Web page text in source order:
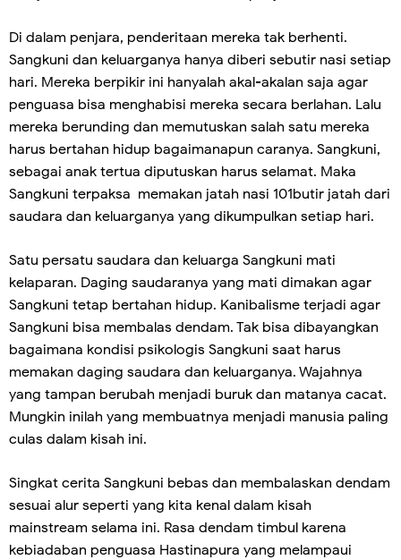
Di dalam penjara, penderitaan mereka tak berhenti.
Sangkuni dan keluarganya hanya diberi sebutir nasi setiap
hari. Mereka berpikir ini hanyalah akal-akalan saja agar
penguasa bisa menghabisi mereka secara berlahan. Lalu
mereka berunding dan memutuskan salah satu mereka
harus bertahan hidup bagaimanapun caranya. Sangkuni,
sebagai anak tertua diputuskan harus selamat. Maka
Sangkuni terpaksa memakan jatah nasi 101butir jatah dari
saudara dan keluarganya yang dikumpulkan setiap hari.
Satu persatu saudara dan keluarga Sangkuni mati
kelaparan. Daging saudaranya yang mati dimakan agar
Sangkuni tetap bertahan hidup. Kanibalisme terjadi agar
Sangkuni bisa membalas dendam. Tak bisa dibayangkan
bagaimana kondisi psikologis Sangkuni saat harus
memakan daging saudara dan keluarganya. Wajahnya
yang tampan berubah menjadi buruk dan matanya cacat.
Mungkin inilah yang membuatnya menjadi manusia paling
culas dalam kisah ini.
Singkat cerita Sangkuni bebas dan membalaskan dendam
sesuai alur seperti yang kita kenal dalam kisah
mainstream selama ini. Rasa dendam timbul karena
kebiadaban penguasa Hastinapura yang melampaui